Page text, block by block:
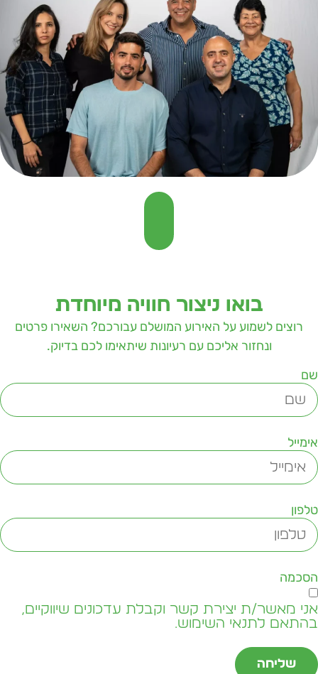
בואו ניצור חוויה מיוחדת
רוצים לשמוע על האירוע המושלם עבורכם? השאירו פרטים
ונחזור אליכם עם רעיונות שיתאימו לכם בדיוק.
מאשר/ת יצירת קשר וקבלת עדכונים שיווקיים,
לתנאי השימוש.
שליחה